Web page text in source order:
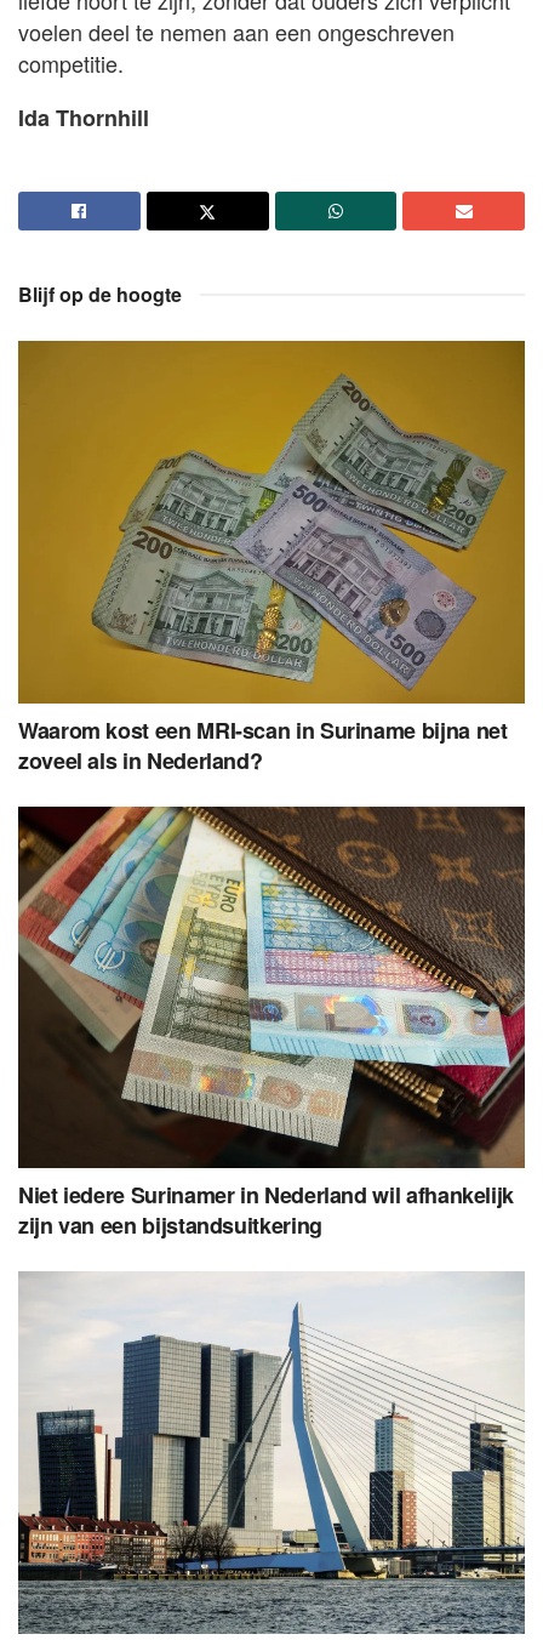
voelen deel te nemen aan een ongeschreven
competitie.
Ida Thornhill
Blijf op de hoogte
Waarom kost een MRI-scan in Suriname bijna net
zoveel als in Nederland?
Niet iedere Surinamer in Nederland wil afhankelijk
zijn van een bijstandsuitkering